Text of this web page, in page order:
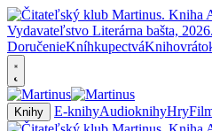
DoručenieKníhkupectvá
Knihy E-knihyAudioknihyHry